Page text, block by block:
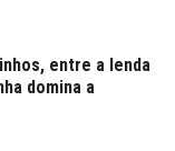
entre a lenda
domina a